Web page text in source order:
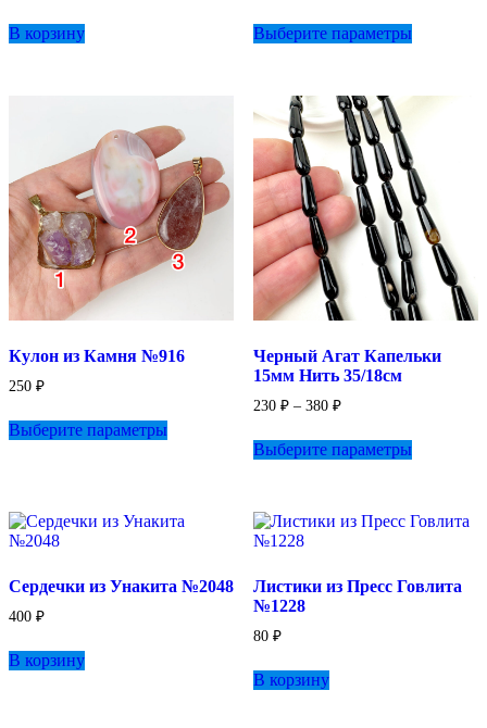
В корзину
430 ₽
–
Выберите параметрытовар
вариаций.
выбрать
на
странице
товара.
Кулон из Камня №916
250 ₽
Выберите параметры
можно
странице
Черный Агат Капельки
15мм Нить 35/18см
230 ₽ – 380 ₽Диапазон
230 ₽
–
Выберите параметрытовар
Опции
на
Сердечки из Унакита №2048
400 ₽
В корзину
Листики из Пресс Говлита
№1228
80 ₽
В корзину